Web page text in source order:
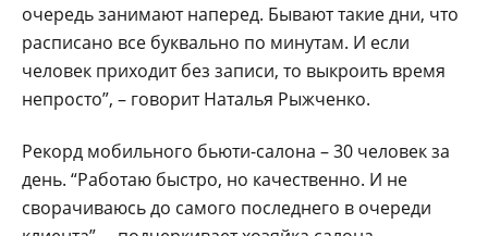
очередь занимают наперед. Бывают такие дни, что
расписано все буквально по минутам. И если
человек приходит без записи, то выкроить время
непросто”, – говорит Наталья Рыжченко.
Рекорд мобильного бьюти-салона – 30 человек за
день. “Работаю быстро, но качественно. И не
сворачиваюсь до самого последнего в очереди